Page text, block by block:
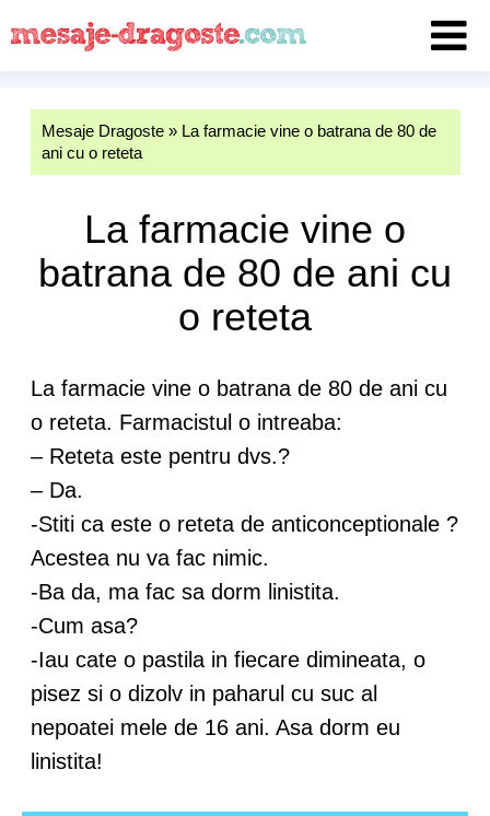
Mesaje Dragoste» La farmacie vine o batrana de 80 de
ani cu o reteta
La farmacie vine o
batrana de 80 de ani cu
o reteta
La farmacie vine o batrana de 80 de ani cu
o reteta. Farmacistul o intreaba:
– Reteta este pentru dvs.?
– Da.
-Stiti ca este o reteta de anticonceptionale ?
Acestea nu va fac nimic.
-Ba da, ma fac sa dorm linistita.
-Cum asa?
-Iau cate o pastila in fiecare dimineata, o
pisez si o dizolv in paharul cu suc al
nepoatei mele de 16 ani. Asa dorm eu
linistita!